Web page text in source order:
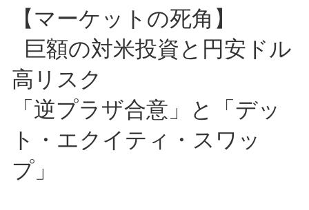
【マーケットの死角】
巨額の対米投資と円安ドル
高リスク
「逆プラザ合意」と「デッ
ト・エクイティ・スワッ
プ」